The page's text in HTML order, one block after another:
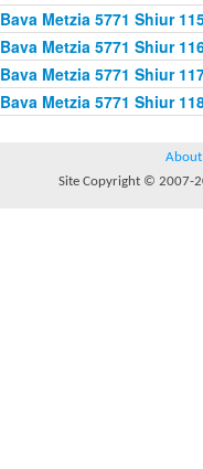
Bava Metzia 5771 Shiur
Bava Metzia 5771 Shiur
Bava Metzia 5771 Shiur
Bava Metzia 5771 Shiur
About
Site Copyright © 2007-